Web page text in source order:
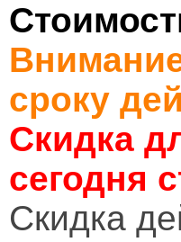
сроку
Скидка
сегодня
Cкидка